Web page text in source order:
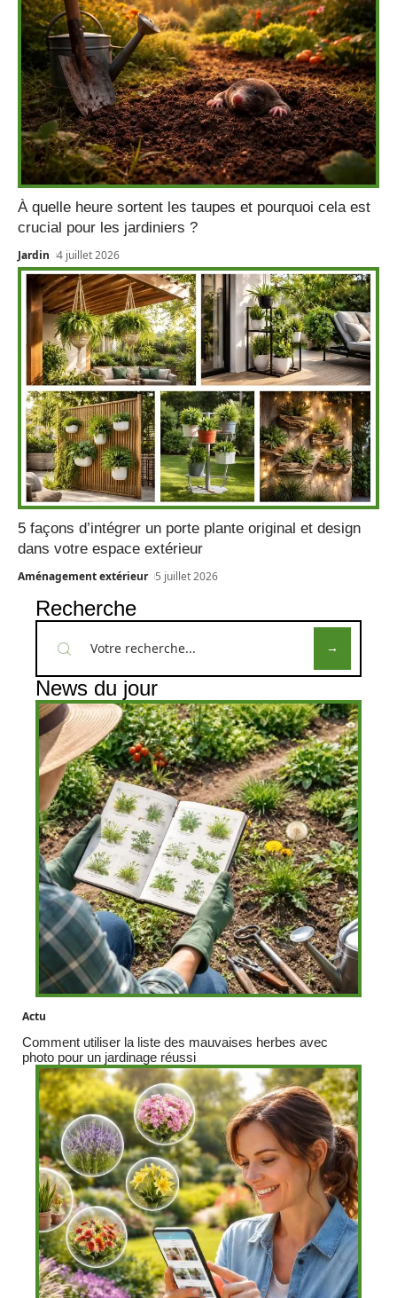
À quelle heure sortent les taupes et pourquoi cela est
crucial pour les jardiniers ?
Jardin 4 juillet 2026
5 façons d’intégrer un porte plante original et design
dans votre espace extérieur
Aménagement extérieur 5 juillet 2026
Recherche
News du jour
Actu
Comment utiliser la liste des mauvaises herbes avec
photo pour un jardinage réussi